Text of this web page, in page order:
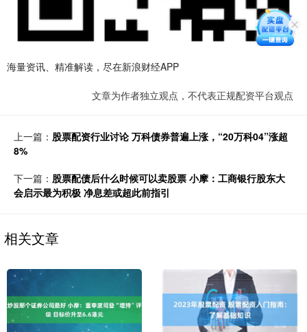
海量资讯、精准解读，尽在新浪财经APP
文章为作者独立观点，不代表正规配资平台观点
上一篇： 股票配资行业讨论 万科债券普遍上涨，“20万科04”涨超
8%
下一篇： 股票配债后什么时候可以卖股票 小摩：工商银行股东大
会启示最为积极 净息差或超此前指引
相关文章